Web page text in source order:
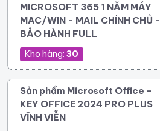
MICROSOFT 365 1 NĂM MÁY
MAC/WIN - MAIL CHÍNH CHỦ -
BẢO HÀNH FULL
Kho hàng: 30
Sản phẩm Microsoft Office -
KEY OFFICE 2024 PRO PLUS
VĨNH VIỄN